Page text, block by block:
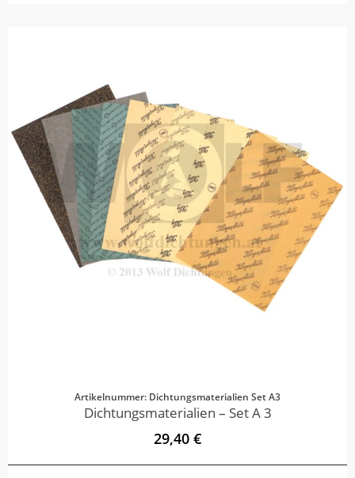
Artikelnummer: Dichtungsmaterialien Set A3
Dichtungsmaterialien – Set A 3
29,40 €